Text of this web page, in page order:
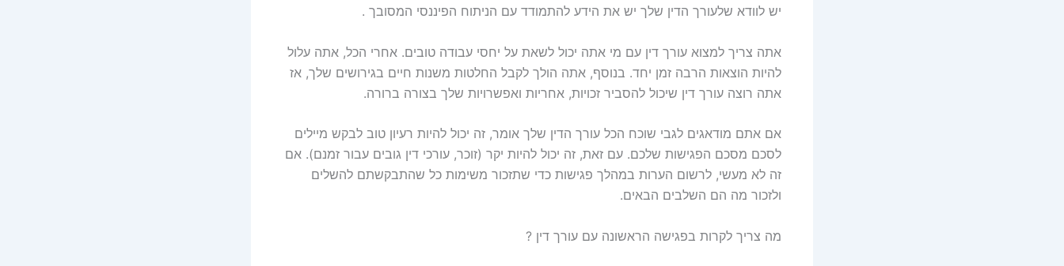
יש לוודא שלעורך הדין שלך יש את הידע להתמודד עם הניתוח הפיננסי המסובך .
אתה צריך למצוא עורך דין עם מי אתה יכול לשאת על יחסי עבודה טובים. אחרי הכל, אתה עלול
להיות הוצאות הרבה זמן יחד. בנוסף, אתה הולך לקבל החלטות משנות חיים בגירושים שלך, אז
אתה רוצה עורך דין שיכול להסביר זכויות, אחריות ואפשרויות שלך בצורה ברורה.
אם אתם מודאגים לגבי שוכח הכל עורך הדין שלך אומר, זה יכול להיות רעיון טוב לבקש מיילים
לסכם מסכם הפגישות שלכם. עם זאת, זה יכול להיות יקר (זוכר, עורכי דין גובים עבור זמנם). אם
זה לא מעשי, לרשום הערות במהלך פגישות כדי שתזכור משימות כל שהתבקשתם להשלים
ולזכור מה הם השלבים הבאים.
מה צריך לקרות בפגישה הראשונה עם עורך דין ?